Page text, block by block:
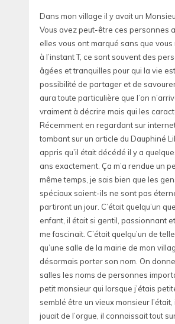
Dans mon village il y avait un
Vous avez peut-être ces personnes
elles vous ont marqué sans que
à l’instant T, ce sont souvent des
âgées et tranquilles pour qui la vie
possibilité de partager et de
aura toute particulière que l’on
vraiment à décrire mais qui les
Récemment en regardant sur
tombant sur un article du Dauphiné
appris qu’il était décédé il y a
ans exactement. Ça m’a rendue un
même temps, je sais bien que les
spéciaux soient-ils ne sont pas
partiront un jour. C’était quelqu’un
enfant, il était si gentil, passionnant et
me fascinait. C’était quelqu’un de
qu’une salle de la mairie de mon
désormais porter son nom. On
salles les noms de personnes
petit monsieur qui lorsque j’étais
semblé être un vieux monsieur
jouait de l’orgue, il connaissait tout